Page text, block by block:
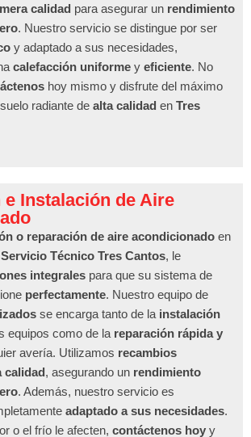
calidad para asegurar un rendimiento
. Nuestro servicio se distingue por ser
y adaptado a sus necesidades,
calefacción uniforme y eficiente. No
hoy mismo y disfrute del máximo
radiante de alta calidad en Tres
e Instalación de Aire
o reparación de aire acondicionado en
Servicio Técnico Tres Cantos, le
integrales para que su sistema de
perfectamente. Nuestro equipo de
se encarga tanto de la instalación
equipos como de la reparación rápida y
avería. Utilizamos recambios
calidad, asegurando un rendimiento
. Además, nuestro servicio es
adaptado a sus necesidades.
o el frío le afecten, contáctenos hoy y